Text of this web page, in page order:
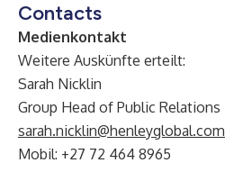
Contacts
Medienkontakt
Weitere Auskünfte erteilt:
Sarah Nicklin
Group Head of Public Relations
sarah.nicklin@henleyglobal.com
Mobil: +27 72 464 8965